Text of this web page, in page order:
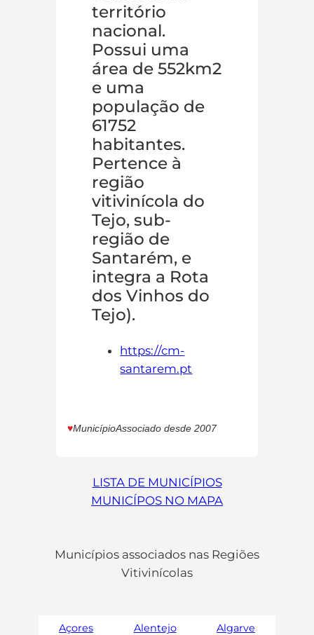
território
nacional.
Possui uma
área de 552km2
e uma
população de
61752
habitantes.
Pertence à
região
vitivinícola do
Tejo, sub-
região de
Santarém, e
integra a Rota
dos Vinhos do
Tejo).
https://cm-
santarem.pt
♥︎MunicípioAssociado desde 2007
LISTA DE MUNICÍPIOS
MUNICÍPOS NO MAPA
Municípios associados nas Regiões
Vitivinícolas
Açores Alentejo Algarve